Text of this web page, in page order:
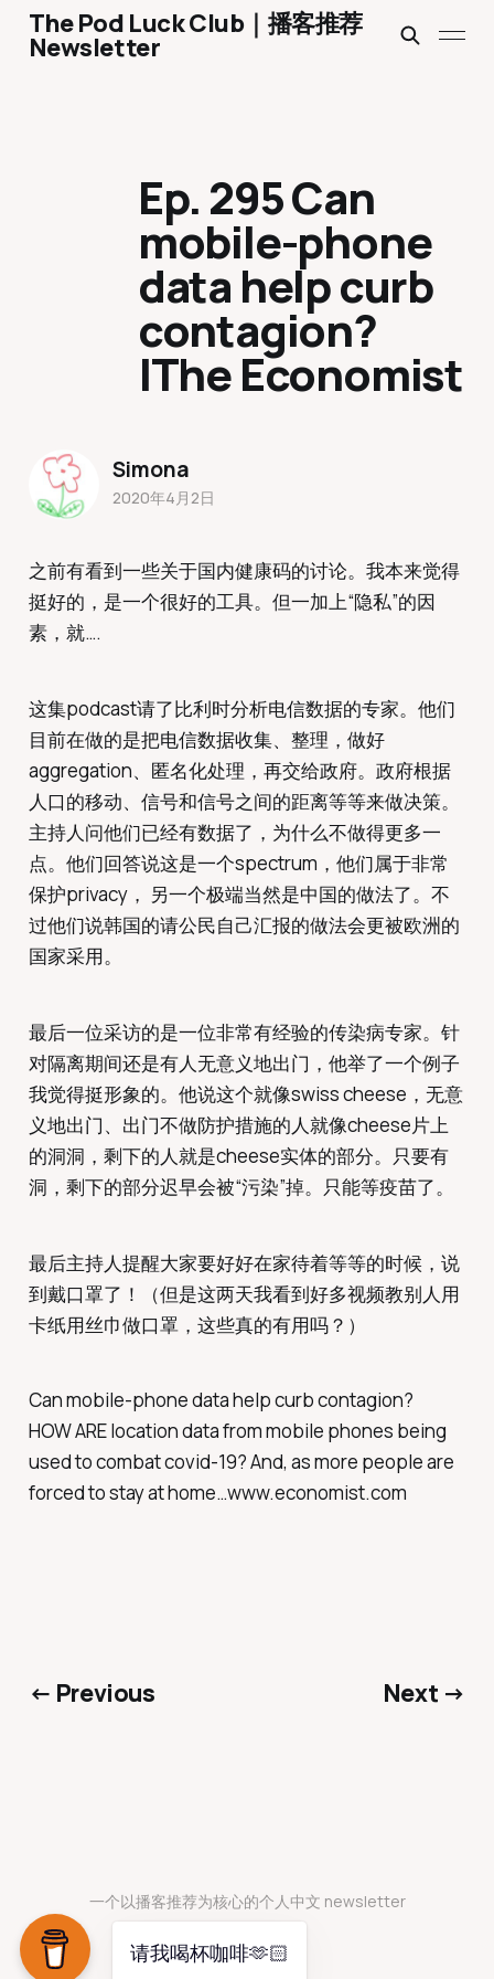
The Pod Luck Club｜播客推荐
Newsletter
之前有看到一些关于国内健康码的讨论。我本来觉得
挺好的，是一个很好的工具。但一加上“隐私”的因
素，就….
这集podcast请了比利时分析电信数据的专家。他们
目前在做的是把电信数据收集、整理，做好
aggregation、匿名化处理，再交给政府。政府根据
人口的移动、信号和信号之间的距离等等来做决策。
主持人问他们已经有数据了，为什么不做得更多一
点。他们回答说这是一个spectrum，他们属于非常
保护privacy， 另一个极端当然是中国的做法了。不
过他们说韩国的请公民自己汇报的做法会更被欧洲的
国家采用。
最后一位采访的是一位非常有经验的传染病专家。针
对隔离期间还是有人无意义地出门，他举了一个例子
我觉得挺形象的。他说这个就像swiss cheese，无意
义地出门、出门不做防护措施的人就像cheese片上
的洞洞，剩下的人就是cheese实体的部分。只要有
洞，剩下的部分迟早会被“污染”掉。只能等疫苗了。
最后主持人提醒大家要好好在家待着等等的时候，说
到戴口罩了！（但是这两天我看到好多视频教别人用
卡纸用丝巾做口罩，这些真的有用吗？）
Can mobile-phone data help curb contagion?
HOW ARE location data from mobile phones being
used to combat covid-19? And, as more people are
forced to stay at home…www.economist.com
Ep. 295 Can
mobile-phone
data help curb
contagion?
|The Economist
Simona
2020年4月2日
← Previous Next →
一个以播客推荐为核心的个人中文 newsletter
请我喝杯咖啡🫶🏻